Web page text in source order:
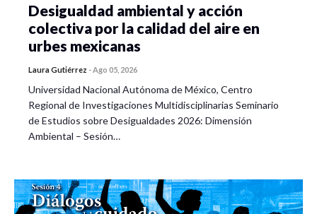
Desigualdad ambiental y acción
colectiva por la calidad del aire en
urbes mexicanas
Laura Gutiérrez -Ago 05, 2026
Universidad Nacional Autónoma de México, Centro
Regional de Investigaciones Multidisciplinarias Seminario
de Estudios sobre Desigualdades 2026: Dimensión
Ambiental – Sesión…